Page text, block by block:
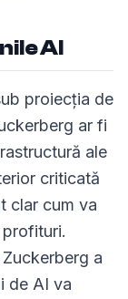
AI
proiecția de
ar fi
ale
criticată
clar cum va
a
de AI va